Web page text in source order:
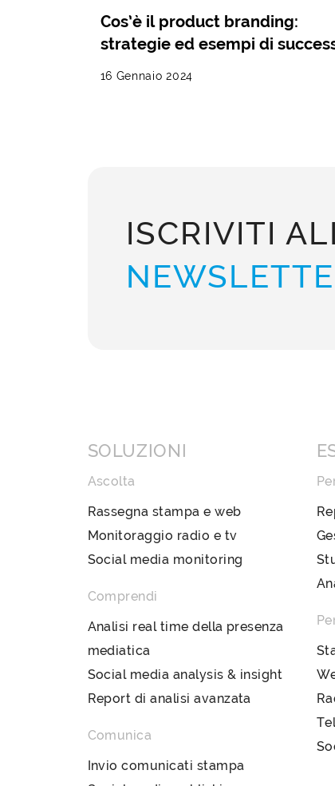
Cos’è il product branding:
strategie ed esempi di
16 Gennaio 2024
ISCRIVITI
SOLUZIONI
Ascolta
Rassegna stampa e web
Monitoraggio radio e tv
Social media monitoring
Comprendi
Analisi real time della presenza
mediatica
Social media analysis & insight
Report di analisi avanzata
Comunica
Invio comunicati stampa